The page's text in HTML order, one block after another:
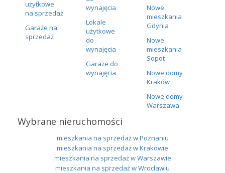
użytkowe
na sprzedaż
Garaże na
sprzedaż
wynajęcia
Lokale
użytkowe
do
wynajęcia
Garaże do
wynajęcia
Nowe
mieszkania
Gdynia
Nowe
mieszkania
Sopot
Nowe domy
Kraków
Nowe domy
Warszawa
Wybrane nieruchomości
mieszkania na sprzedaż w Poznaniu
mieszkania na sprzedaż w Krakowie
mieszkania na sprzedaż w Warszawie
mieszkania na sprzedaż w Wrocławiu